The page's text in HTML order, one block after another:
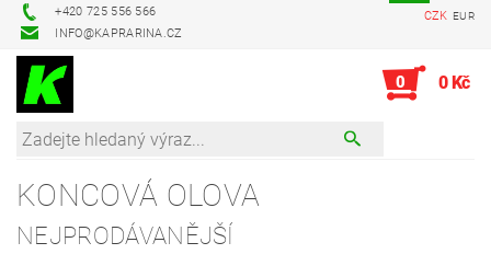
+420 725 556 566
INFO@KAPRARINA.CZ
CZK EUR
0 0 Kč
KONCOVÁ OLOVA
NEJPRODÁVANĚJŠÍ